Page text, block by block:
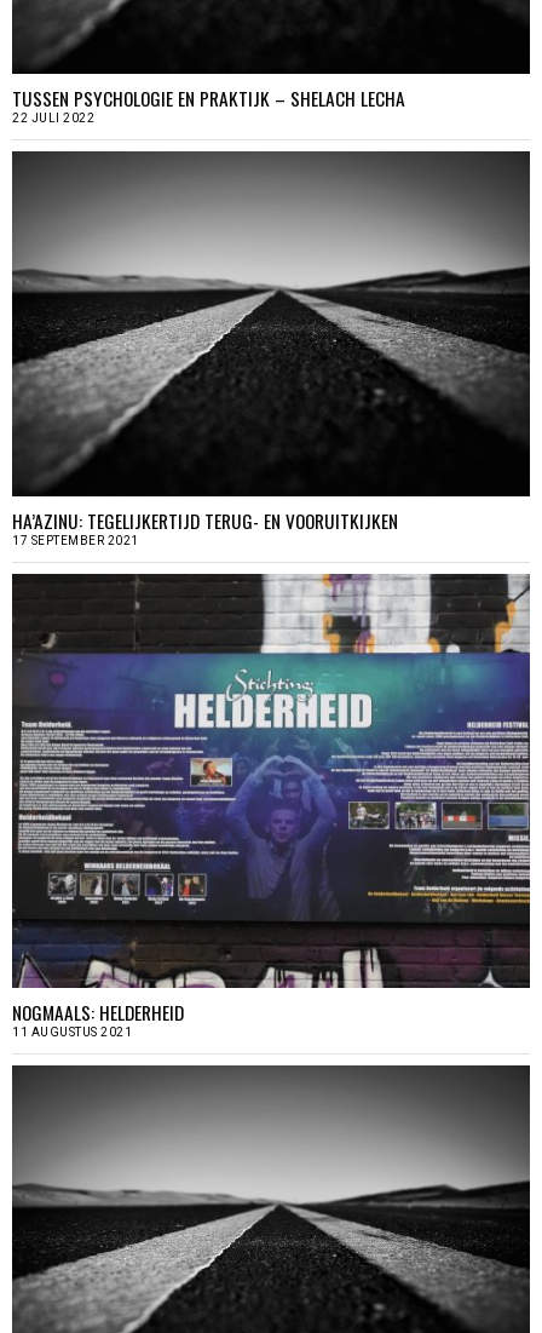
TUSSEN PSYCHOLOGIE EN PRAKTIJK – SHELACH LECHA
22 JULI 2022
HA’AZINU: TEGELIJKERTIJD TERUG- EN VOORUITKIJKEN
17 SEPTEMBER 2021
NOGMAALS: HELDERHEID
11 AUGUSTUS 2021